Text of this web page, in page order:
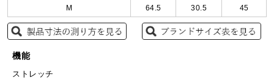
M 64.5 30.5 45
機能
ストレッチ